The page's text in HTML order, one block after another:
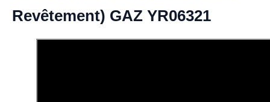
Revêtement) GAZ YR06321